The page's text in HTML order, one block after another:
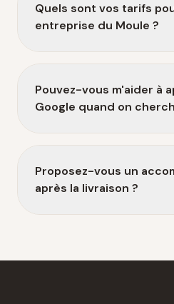
Quels sont vos tarifs
entreprise du Moule ?
Pouvez-vous m'aider à
Google quand on
Proposez-vous un
après la livraison ?